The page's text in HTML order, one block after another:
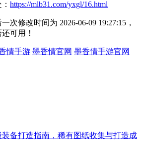
https://mlb31.com/yxgl/16.html
次修改时间为 2026-06-09 19:27:15 ，
可用！
情手游 墨香情官网 墨香情手游官网
装备打造指南，稀有图纸收集与打造成